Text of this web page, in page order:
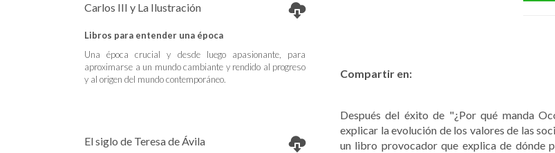
Carlos III y La Ilustración
Libros para entender una época
Una época crucial y desde luego apasionante, para
aproximarse a un mundo cambiante y rendido al progreso
y al origen del mundo contemporáneo.
El siglo de Teresa de Ávila
Compartir en:
Después del éxito de "¿Por qué manda
explicar la evolución de los valores de las
un libro provocador que explica de dónde